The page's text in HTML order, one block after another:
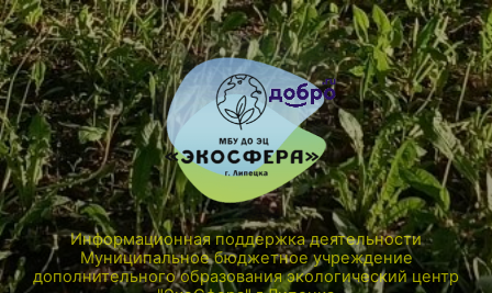
Информационная поддержка деятельности
Муниципальное бюджетное учреждение
дополнительного образования экологический центр